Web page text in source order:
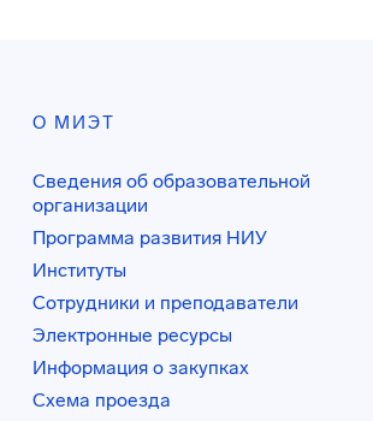
О МИЭТ
Сведения об образовательной
организации
Программа развития НИУ
Институты
Сотрудники и преподаватели
Электронные ресурсы
Информация о закупках
Схема проезда